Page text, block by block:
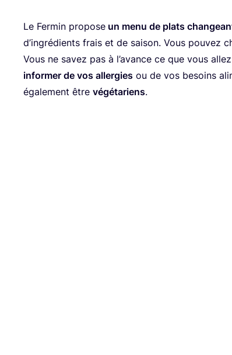
Le Fer­min pro­pose un menu de plats
d’in­gré­dients frais et de sai­son. Vous pou­vez
Vous ne savez pas à l’a­vance ce que vous
infor­mer de vos aller­gies ou de vos besoins
éga­le­ment être végé­ta­riens.